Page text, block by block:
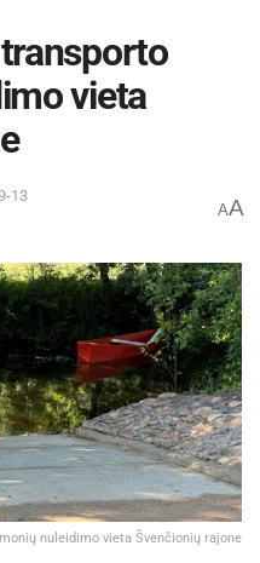
vieta
13
AA
nuleidimo vieta Švenčionių rajone